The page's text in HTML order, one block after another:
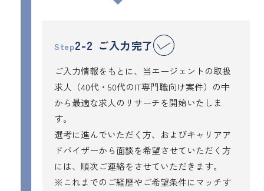
Step2-2 ご入力完了
ご入力情報をもとに、当エージェントの取扱
求人（40代・50代のIT専門職向け案件）の中
から最適な求人のリサーチを開始いたしま
す。
選考に進んでいただく方、およびキャリアア
ドバイザーから面談を希望させていただく方
には、順次ご連絡をさせていただきます。
※これまでのご経歴やご希望条件にマッチす